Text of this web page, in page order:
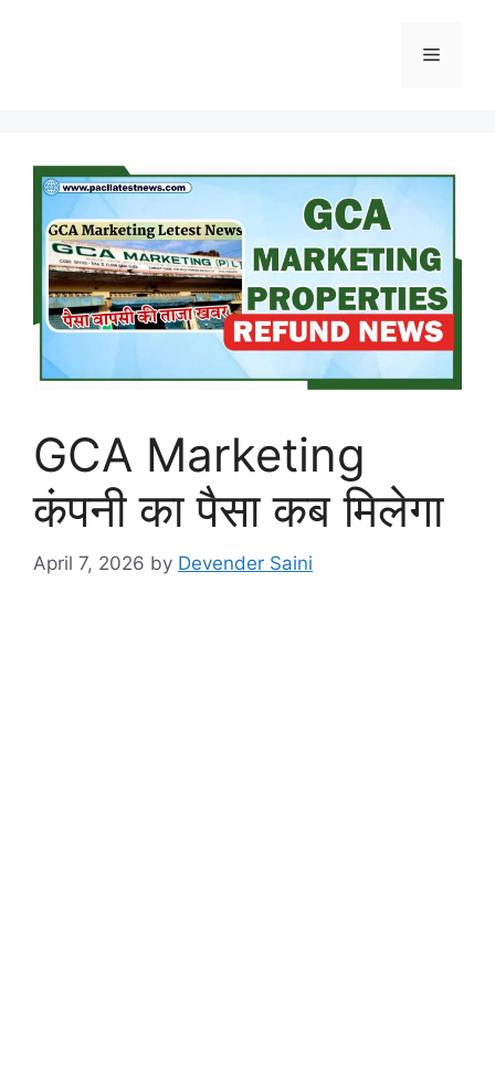
Menu
GCA Marketing
कंपनी का पैसा कब मिलेगा
April 7, 2026 by Devender Saini